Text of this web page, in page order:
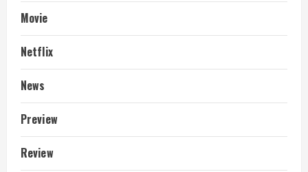
Movie
Netflix
News
Preview
Review